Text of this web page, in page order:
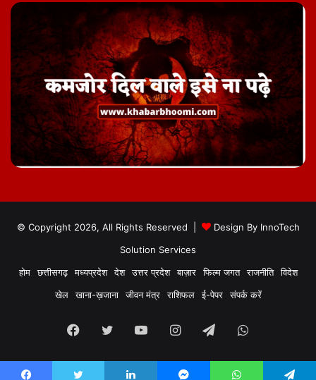
© Copyright 2026, All Rights Reserved | Design By InnoTech
Solution Services
होम
छत्तीसगढ़ मध्यप्रदेश देश उत्तर प्रदेश बाज़ार फिल्म जगत राजनीति
विदेश
खेल
खाना-ख़जाना जीवन मंत्र राशिफल ई-पेपर संपर्क करें
Facebook
TwitterYouTubeInstagram
TelegramWhatsApp